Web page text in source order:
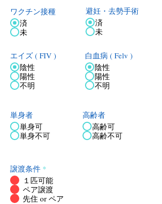
ワクチン接種
済
未
エイズ ( FIV )
陰性
陽性
不明
避妊・去勢手術
済
未
白血病 ( Felv )
陰性
陽性
不明
単身者
単身可
単身不可
高齢者
高齢可
高齢不可
譲渡条件 *
１匹可能
ペア譲渡
先住 or ペア